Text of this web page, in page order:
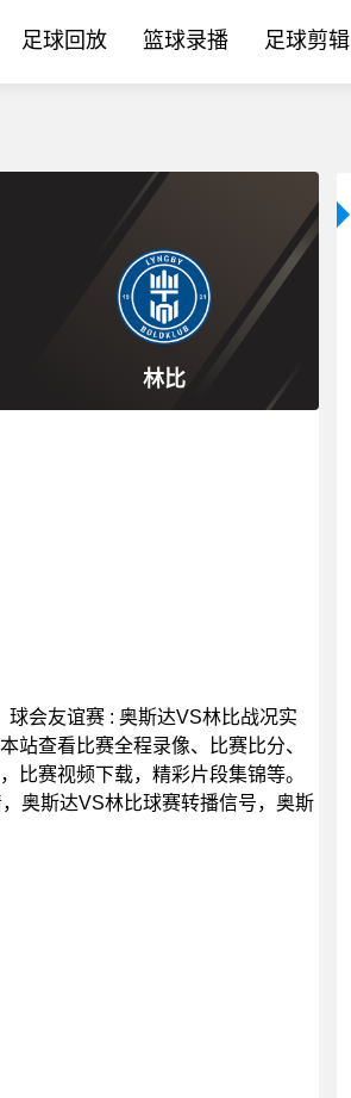
足球回放 篮球录播 足球剪辑
林比
球会友谊赛 : 奥斯达VS林比战况实
站查看比赛全程录像、比赛比分、
比赛视频下载，精彩片段集锦等。
奥斯达VS林比球赛转播信号，奥斯